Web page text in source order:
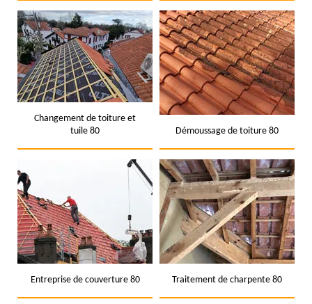
Changement de toiture et
tuile 80
Démoussage de toiture 80
Entreprise de couverture 80 Traitement de charpente 80